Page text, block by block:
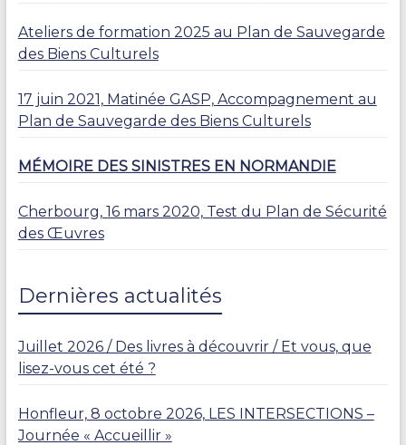
Ateliers de formation 2025 au Plan de Sauvegarde
des Biens Culturels
17 juin 2021, Matinée GASP, Accompagnement au
Plan de Sauvegarde des Biens Culturels
MÉMOIRE DES SINISTRES EN NORMANDIE
Cherbourg, 16 mars 2020, Test du Plan de Sécurité
des Œuvres
Dernières actualités
Juillet 2026 / Des livres à découvrir / Et vous, que
lisez-vous cet été ?
Honfleur, 8 octobre 2026, LES INTERSECTIONS –
Journée « Accueillir »